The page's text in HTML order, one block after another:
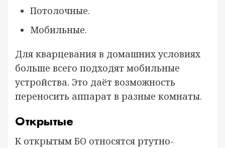
Потолочные.
Мобильные.
Для кварцевания в домашних условиях
больше всего подходят мобильные
устройства. Это даёт возможность
переносить аппарат в разные комнаты.
Открытые
К открытым БО относятся ртутно-